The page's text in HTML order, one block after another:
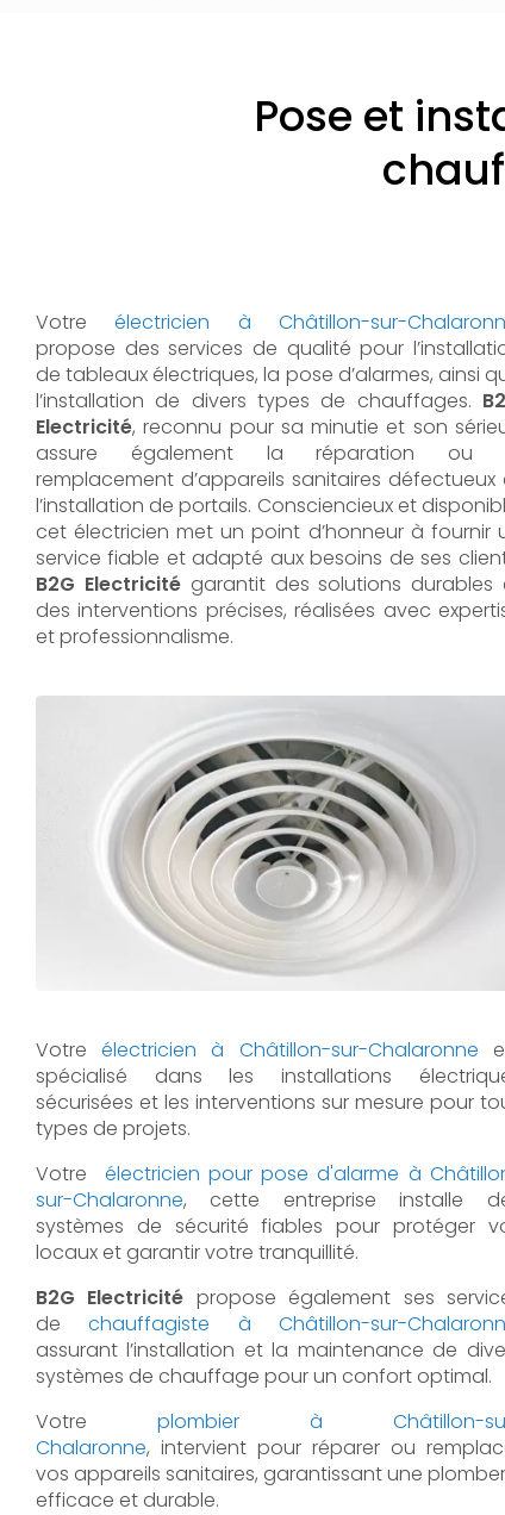
Pose et
Votreélectricien à Châtillon-sur-
propose des services de qualité pour
de tableaux électriques, la pose d’alarmes, ainsi
l’installation de divers types de chauffages.
Electricité, reconnu pour sa minutie et son
assure également la réparation ou
remplacement d’appareils sanitaires défectueux
l’installation de portails. Consciencieux et
cet électricien met un point d’honneur à fournir
service fiable et adapté aux besoins de ses
B2G Electricité garantit des solutions durables
des interventions précises, réalisées avec
et professionnalisme.
Votreélectricien à Châtillon-sur-Chalaronne
spécialisé dans les installations
sécurisées et les interventions sur mesure pour
types de projets.
Votre électricien pour pose d'alarme à
sur-Chalaronne, cette entreprise installe
systèmes de sécurité fiables pour protéger
locaux et garantir votre tranquillité.
B2G Electricité propose également ses
dechauffagiste à Châtillon-sur-
assurant l’installation et la maintenance de
systèmes de chauffage pour un confort optimal.
Votre plombier à Châtillon-
Chalaronne, intervient pour réparer ou
vos appareils sanitaires, garantissant une
efficace et durable.